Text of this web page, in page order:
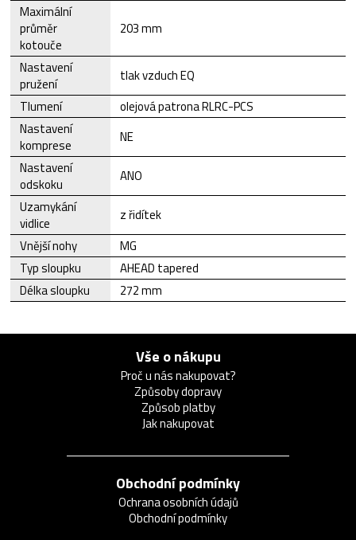
Maximální
průměr
kotouče
203 mm
Nastavení
pružení
tlak vzduch EQ
Tlumení
olejová patrona RLRC-PCS
Nastavení
komprese
NE
Nastavení
odskoku
ANO
Uzamykání
vidlice
z řidítek
Vnější nohy
MG
Typ sloupku
AHEAD tapered
Délka sloupku
272 mm
Vše o nákupu
Proč u nás nakupovat?
Způsoby dopravy
Způsob platby
Jak nakupovat
Obchodní podmínky
Ochrana osobních údajů
Obchodní podmínky